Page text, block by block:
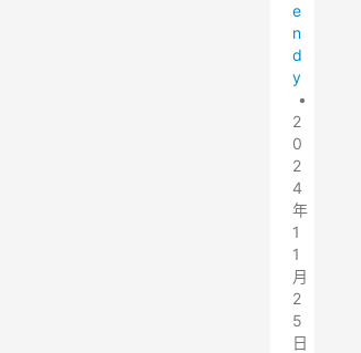
e
n
d
y
•
2
0
2
4
年
1
1
月
2
5
日